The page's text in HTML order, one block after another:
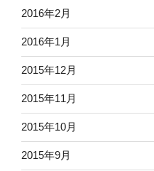
2016年2月
2016年1月
2015年12月
2015年11月
2015年10月
2015年9月